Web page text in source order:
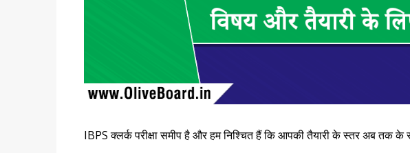
IBPS क्लर्क परीक्षा समीप है और हम निश्चित हैं कि आपकी तैयारी के स्तर अब तक के